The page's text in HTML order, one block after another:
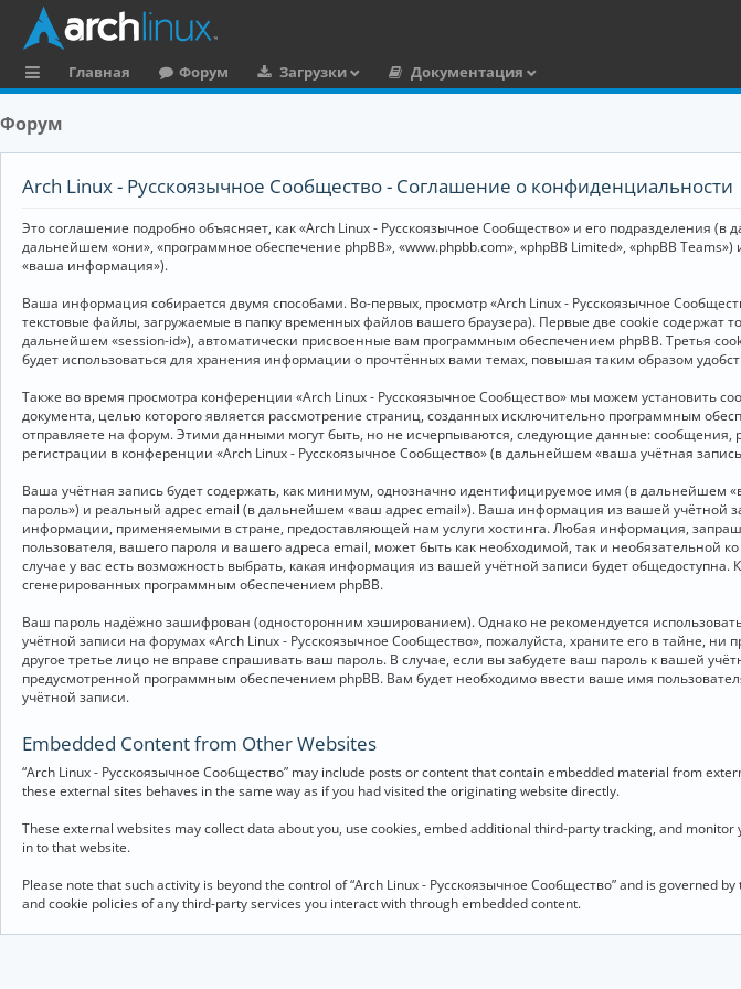
ы
и
Главная Форум Загрузки
Документация
Форум
Arch Linux - Русскоязычное Сообщество - Соглашение о конфиденциальности
Это соглашение подробно объясняет, как «Arch Linux - Русскоязычное Сообщество» и его подразделения
дальнейшем «они», «программное обеспечение phpBB», «www.phpbb.com», «phpBB Limited», «phpBB
«ваша информация»).
Ваша информация собирается двумя способами. Во-первых, просмотр «Arch Linux - Русскоязычное
текстовые файлы, загружаемые в папку временных файлов вашего браузера). Первые две cookie
дальнейшем «session-id»), автоматически присвоенные вам программным обеспечением phpBB. Третья
будет использоваться для хранения информации о прочтённых вами темах, повышая таким образом
Также во время просмотра конференции «Arch Linux - Русскоязычное Сообщество» мы можем установить
документа, целью которого является рассмотрение страниц, созданных исключительно программным
отправляете на форум. Этими данными могут быть, но не исчерпываются, следующие данные:
регистрации в конференции «Arch Linux - Русскоязычное Сообщество» (в дальнейшем «ваша учётная
Ваша учётная запись будет содержать, как минимум, однозначно идентифицируемое имя (в
пароль») и реальный адрес email (в дальнейшем «ваш адрес email»). Ваша информация из вашей учётной
информации, применяемыми в стране, предоставляющей нам услуги хостинга. Любая информация,
пользователя, вашего пароля и вашего адреса email, может быть как необходимой, так и
случае у вас есть возможность выбрать, какая информация из вашей учётной записи будет
сгенерированных программным обеспечением phpBB.
Ваш пароль надёжно зашифрован (односторонним хэшированием). Однако не рекомендуется
учётной записи на форумах «Arch Linux - Русскоязычное Сообщество», пожалуйста, храните его в тайне,
другое третье лицо не вправе спрашивать ваш пароль. В случае, если вы забудете ваш пароль к вашей
предусмотренной программным обеспечением phpBB. Вам будет необходимо ввести ваше имя
учётной записи.
Embedded Content from Other Websites
“Arch Linux - Русскоязычное Сообщество” may include posts or content that contain embedded material from
these external sites behaves in the same way as if you had visited the originating website directly.
These external websites may collect data about you, use cookies, embed additional third-party tracking, and
in to that website.
Please note that such activity is beyond the control of “Arch Linux - Русскоязычное Сообщество” and is
and cookie policies of any third-party services you interact with through embedded content.